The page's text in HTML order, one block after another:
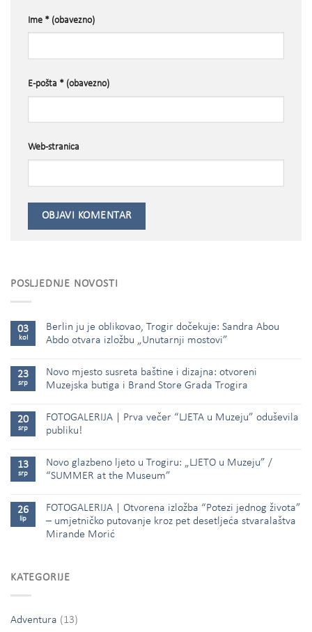
Ime * (obavezno)
E-pošta * (obavezno)
Web-stranica
POSLJEDNJE NOVOSTI
03
kol
Berlin ju je oblikovao, Trogir dočekuje: Sandra Abou
Abdo otvara izložbu „Unutarnji mostovi”
23
srp
Novo mjesto susreta baštine i dizajna: otvoreni
Muzejska butiga i Brand Store Grada Trogira
20
srp
FOTOGALERIJA | Prva večer “LJETA u Muzeju” oduševila
publiku!
13
srp
Novo glazbeno ljeto u Trogiru: „LJETO u Muzeju” /
“SUMMER at the Museum”
26
lip
FOTOGALERIJA | Otvorena izložba “Potezi jednog života”
– umjetničko putovanje kroz pet desetljeća stvaralaštva
Mirande Morić
KATEGORIJE
Adventura (13)